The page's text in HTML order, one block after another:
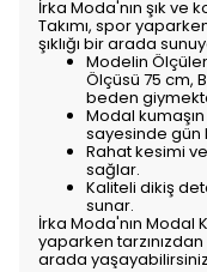
İrka Moda'nın şık ve
Takımı, spor
şıklığı bir arada
Modelin
Ölçüsü 75 cm,
beden
Modal
sayesinde gün
Rahat kesimi
sağlar.
Kaliteli dikiş
sunar.
İrka Moda'nın Modal
yaparken
arada